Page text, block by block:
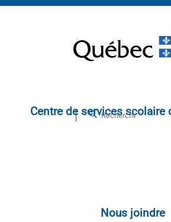
Centre de services scolaire
Nous joindre